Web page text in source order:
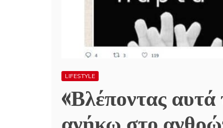
LIFESTYLE
«Βλέποντας
ανήκω στο